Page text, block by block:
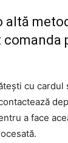
altă
comanda
cu
a face